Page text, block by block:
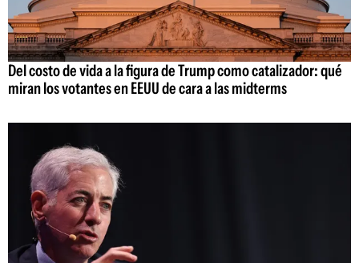
Del costo de vida a la figura de Trump como catalizador: qué
miran los votantes en EEUU de cara a las midterms